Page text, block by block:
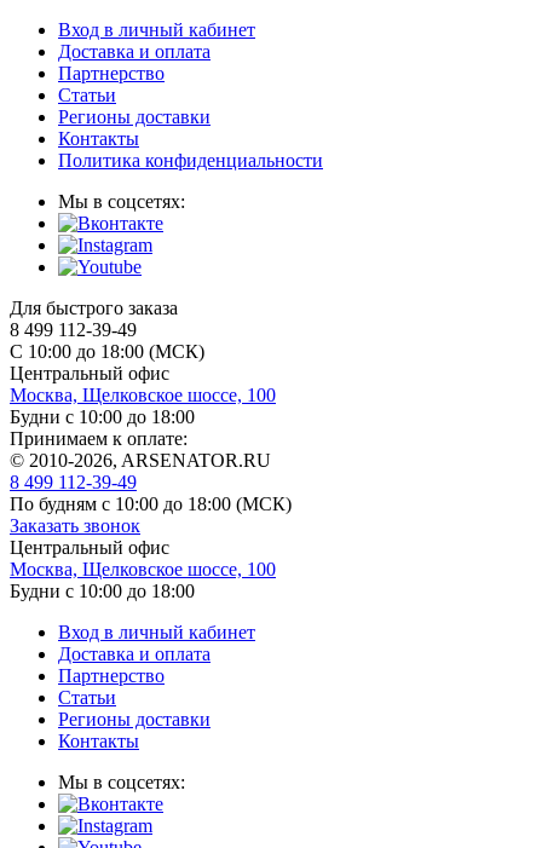
Вход в личный кабинет
Доставка и оплата
Партнерство
Статьи
Регионы доставки
Контакты
Политика конфиденциальности
Мы в соцсетях:
Для быстрого заказа
8 499 112-39-49
С 10:00 до 18:00 (МСК)
Центральный офис
Москва, Щелковское шоссе, 100
Будни с 10:00 до 18:00
Принимаем к оплате:
© 2010-2026, ARSENATOR.RU
8 499 112-39-49
По будням с 10:00 до 18:00 (МСК)
Заказать звонок
Центральный офис
Москва, Щелковское шоссе, 100
Будни с 10:00 до 18:00
Вход в личный кабинет
Доставка и оплата
Партнерство
Статьи
Регионы доставки
Контакты
Мы в соцсетях: